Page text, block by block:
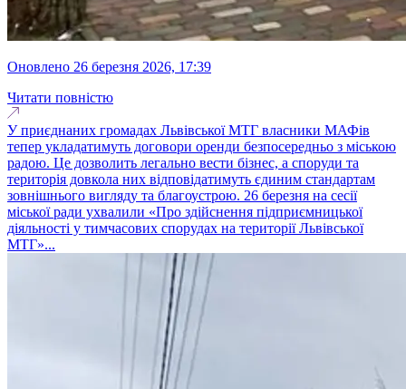
оновлено 26 березня 2026, 17:39
Читати повністю
У приєднаних громадах Львівської МТГ власники МАФів
тепер укладатимуть договори оренди безпосередньо з міською
радою. Це дозволить легально вести бізнес, а споруди та
територія довкола них відповідатимуть єдиним стандартам
зовнішнього вигляду та благоустрою. 26 березня на сесії
міської ради ухвалили «Про здійснення підприємницької
діяльності у тимчасових спорудах на території Львівської
МТГ»...